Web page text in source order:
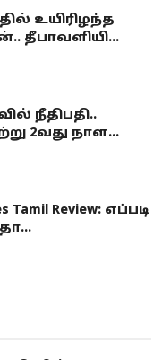
உயிரிழந்த
தீபாவளியி...
நீதிபதி..
2வது நாள...
Tamil Review: எப்படி